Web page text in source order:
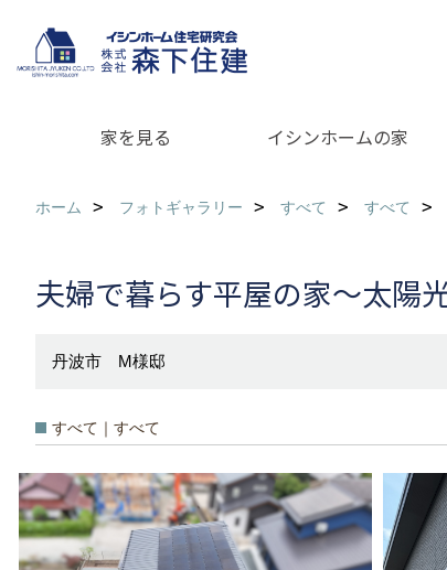
家を見る イシンホームの家
ホーム フォトギャラリー すべて すべて
夫婦で暮らす平屋の家～太陽
丹波市 M様邸
すべて｜すべて